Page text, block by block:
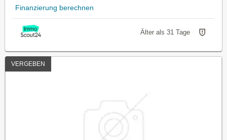
Finanzierung berechnen
Älter als 31 Tage
VERGEBEN